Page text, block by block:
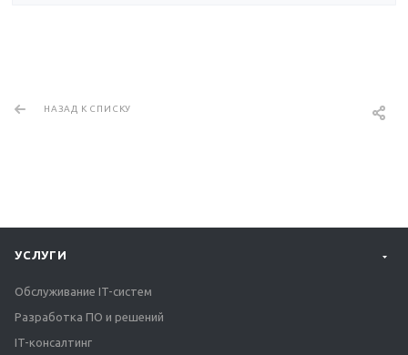
НАЗАД К СПИСКУ
УСЛУГИ
Обслуживание IT-систем
Разработка ПО и решений
IT-консалтинг